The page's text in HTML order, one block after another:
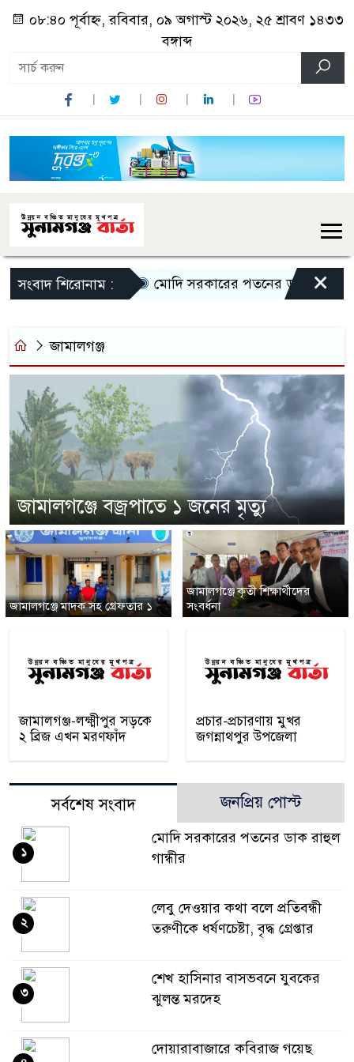
০৮:৪০ পূর্বাহ্ন, রবিবার, ০৯ অগাস্ট ২০২৬, ২৫ শ্রাবণ ১৪৩৩
বঙ্গাব্দ
সংবাদ শিরোনাম : মোদি সরকারের পতনের ডাক রাহুল
×
জামালগঞ্জ
জামালগঞ্জে বজ্রপাতে ১ জনের মৃত্যু
জামালগঞ্জে মাদক সহ গ্রেফতার ১
জামালগঞ্জে কৃতী শিক্ষার্থীদের
সংবর্ধনা
জামালগঞ্জ-লক্ষ্মীপুর সড়কে
২ ব্রিজ এখন মরণফাঁদ
প্রচার-প্রচারণায় মুখর
জগন্নাথপুর উপজেলা
সর্বশেষ সংবাদ জনপ্রিয় পোস্ট
মোদি সরকারের পতনের ডাক রাহুল
গান্ধীর
১
লেবু দেওয়ার কথা বলে প্রতিবন্ধী
তরুণীকে ধর্ষণচেষ্টা, বৃদ্ধ গ্রেপ্তার
২
শেখ হাসিনার বাসভবনে যুবকের
ঝুলন্ত মরদেহ
৩
দোয়ারাবাজারে কবিরাজ গয়েছ